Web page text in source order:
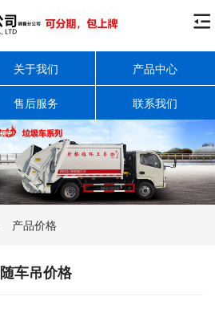

关于我们 产品中心
售后服务 联系我们
产品价格
随车吊价格